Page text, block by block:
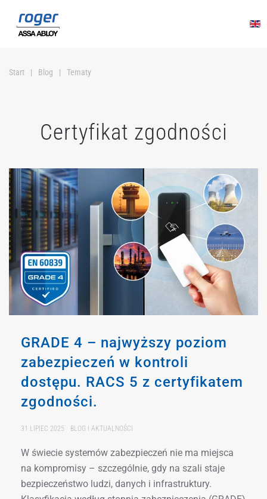
Przejdź do głównej treści
Start Blog Tematy
Certyfikat zgodności
GRADE 4 – najwyższy poziom
zabezpieczeń w kontroli
dostępu. RACS 5 z certyfikatem
zgodności.
31 LIPIEC 2025 BLOG I AKTUALNOŚCI
W świecie systemów zabezpieczeń nie ma miejsca
na kompromisy – szczególnie, gdy na szali staje
bezpieczeństwo ludzi, danych i infrastruktury.